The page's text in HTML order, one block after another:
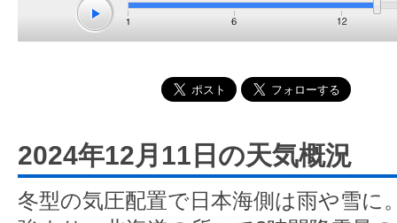
2024年12月11日の天気概況
冬型の気圧配置で日本海側は雨や雪に